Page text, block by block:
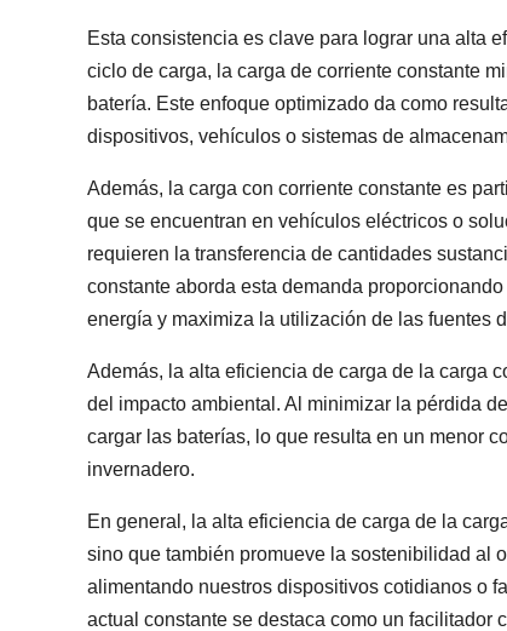
Esta consistencia es clave para lograr una alta
ciclo de carga, la carga de corriente constante
batería. Este enfoque optimizado da como
dispositivos, vehículos o sistemas de
Además, la carga con corriente constante es
que se encuentran en vehículos eléctricos o
requieren la transferencia de cantidades
constante aborda esta demanda
energía y maximiza la utilización de las fuentes
Además, la alta eficiencia de carga de la carga
del impacto ambiental. Al minimizar la pérdida
cargar las baterías, lo que resulta en un menor
invernadero.
En general, la alta eficiencia de carga de la
sino que también promueve la sostenibilidad al
alimentando nuestros dispositivos cotidianos o
actual constante se destaca como un facilitador